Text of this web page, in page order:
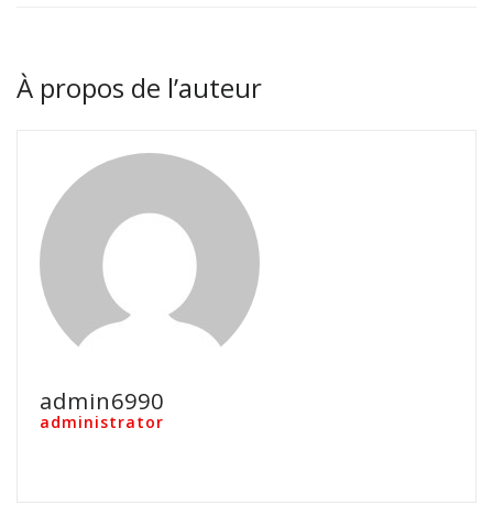
À propos de l’auteur
admin6990
administrator